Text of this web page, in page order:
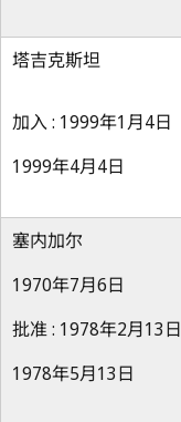
塔吉克斯坦
加入 : 1999年1月4日
1999年4月4日
塞内加尔
1970年7月6日
批准 : 1978年2月13日
1978年5月13日